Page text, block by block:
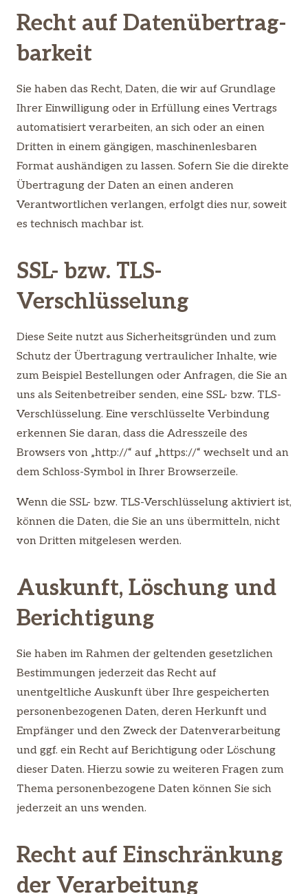
Recht auf Daten­übertrag­
barkeit
Sie haben das Recht, Daten, die wir auf Grundlage
Ihrer Einwilligung oder in Erfüllung eines Vertrags
automatisiert verarbeiten, an sich oder an einen
Dritten in einem gängigen, maschinenlesbaren
Format aushändigen zu lassen. Sofern Sie die direkte
Übertragung der Daten an einen anderen
Verantwortlichen verlangen, erfolgt dies nur, soweit
es technisch machbar ist.
SSL- bzw. TLS-
Verschlüsselung
Diese Seite nutzt aus Sicherheitsgründen und zum
Schutz der Übertragung vertraulicher Inhalte, wie
zum Beispiel Bestellungen oder Anfragen, die Sie an
uns als Seitenbetreiber senden, eine SSL- bzw. TLS-
Verschlüsselung. Eine verschlüsselte Verbindung
erkennen Sie daran, dass die Adresszeile des
Browsers von „http://“ auf „https://“ wechselt und an
dem Schloss-Symbol in Ihrer Browserzeile.
Wenn die SSL- bzw. TLS-Verschlüsselung aktiviert ist,
können die Daten, die Sie an uns übermitteln, nicht
von Dritten mitgelesen werden.
Auskunft, Löschung und
Berichtigung
Sie haben im Rahmen der geltenden gesetzlichen
Bestimmungen jederzeit das Recht auf
unentgeltliche Auskunft über Ihre gespeicherten
personenbezogenen Daten, deren Herkunft und
Empfänger und den Zweck der Datenverarbeitung
und ggf. ein Recht auf Berichtigung oder Löschung
dieser Daten. Hierzu sowie zu weiteren Fragen zum
Thema personenbezogene Daten können Sie sich
jederzeit an uns wenden.
Recht auf Einschränkung
der Verarbeitung